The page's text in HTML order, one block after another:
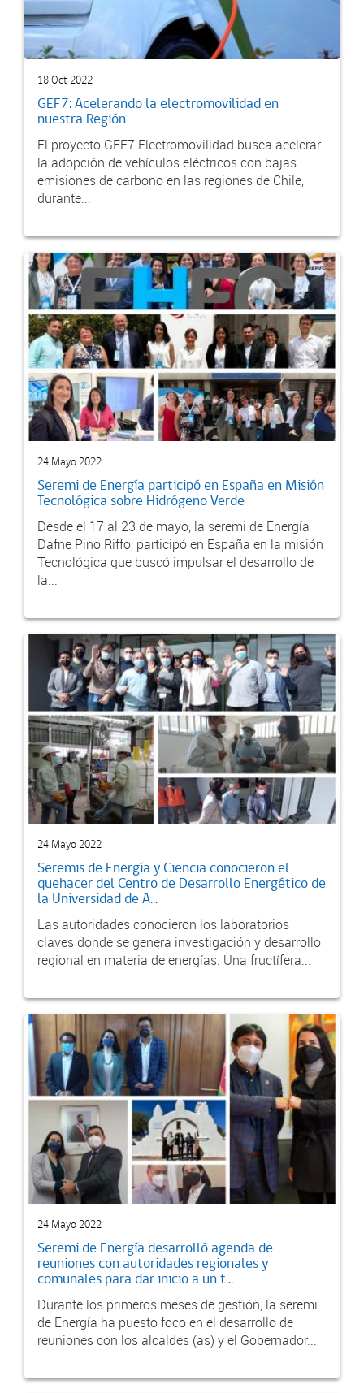
18 Oct 2022
GEF7: Acelerando la electromovilidad en
nuestra Región
El proyecto GEF7 Electromovilidad busca acelerar
la adopción de vehículos eléctricos con bajas
emisiones de carbono en las regiones de Chile,
durante...
24 Mayo 2022
Seremi de Energía participó en España en Misión
Tecnológica sobre Hidrógeno Verde
Desde el 17 al 23 de mayo, la seremi de Energía
Dafne Pino Riffo, participó en España en la misión
Tecnológica que buscó impulsar el desarrollo de
la...
24 Mayo 2022
Seremis de Energía y Ciencia conocieron el
quehacer del Centro de Desarrollo Energético de
la Universidad de A...
Las autoridades conocieron los laboratorios
claves donde se genera investigación y desarrollo
regional en materia de energías. Una fructífera...
24 Mayo 2022
Seremi de Energía desarrolló agenda de
reuniones con autoridades regionales y
comunales para dar inicio a un t...
Durante los primeros meses de gestión, la seremi
de Energía ha puesto foco en el desarrollo de
reuniones con los alcaldes (as) y el Gobernador...